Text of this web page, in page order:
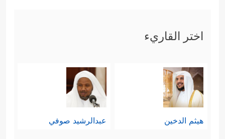
اختر القاريء
هيثم الدخين عبدالرشيد صوفي